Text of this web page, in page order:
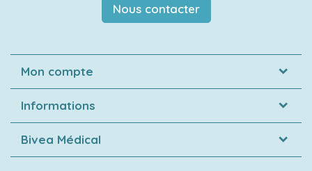
Nous contacter
Mon compte
Informations
Bivea Médical